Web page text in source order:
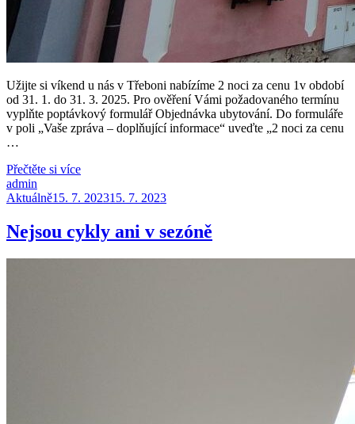
Užijte si víkend u nás v Třeboni nabízíme 2 noci za cenu 1v období
od 31. 1. do 31. 3. 2025. Pro ověření Vámi požadovaného termínu
vyplňte poptávkový formulář Objednávka ubytování. Do formuláře
v poli „Vaše zpráva – doplňující informace“ uveďte „2 noci za cenu
…
Přečtěte si více
admin
Aktuálně15. 7. 202315. 7. 2023
Nejsou cykly ani v sezóně